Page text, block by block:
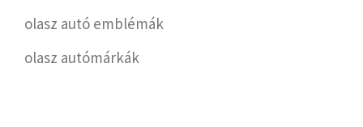
olasz autó emblémák
olasz autómárkák